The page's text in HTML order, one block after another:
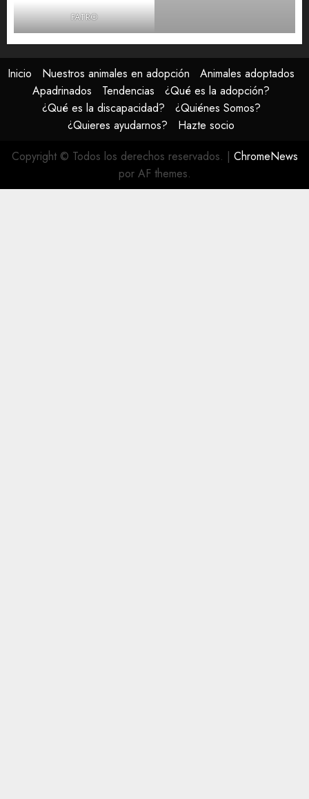
FATRO
Inicio Nuestros animales en adopción
Animales adoptados
Apadrinados
Tendencias
¿Qué es la adopción?
¿Qué es la discapacidad?
¿Quiénes Somos?
¿Quieres ayudarnos?
Hazte socio
Copyright © Todos los derechos reservados. | ChromeNews
por AF themes.